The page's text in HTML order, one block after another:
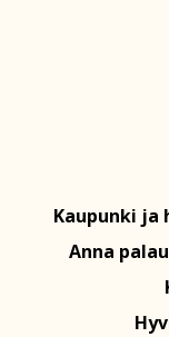
Kaupunki ja
Anna